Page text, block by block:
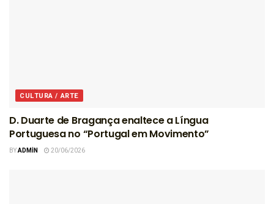
CULTURA / ARTE
D. Duarte de Bragança enaltece a Língua
Portuguesa no “Portugal em Movimento”
BYADMIN 20/06/2026